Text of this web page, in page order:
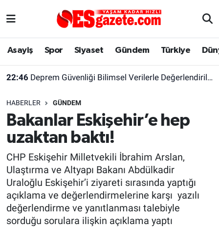
Asayiş Spor Siyaset Gündem Türkiye
22:46 Deprem Güvenliği Bilimsel Verilerle Değerlendirilmeli
HABERLER GÜNDEM
Bakanlar Eskişehir’e hep
uzaktan baktı!
CHP Eskişehir Milletvekili İbrahim Arslan,
Ulaştırma ve Altyapı Bakanı Abdülkadir
Uraloğlu Eskişehir’i ziyareti sırasında yaptığı
açıklama ve değerlendirmelerine karşı yazılı
değerlendirme ve yanıtlanması talebiyle
sorduğu sorulara ilişkin açıklama yaptı
Asayiş
Gündem
Türkiye
Dünya
Sağlık
Alış-Veriş/İş dünyası
Yaşam
Eskişehirspor Arşivi
Eskişehir Arşivi
Röportaj
Ekonomi
Kültür Sanat
Eskişehir Nöbetçi Eczaneler
Süper Lig Puan Durumu ve Fikstür
Tüm Manşetler
Son Dakika Haberleri
Haber Arşivi